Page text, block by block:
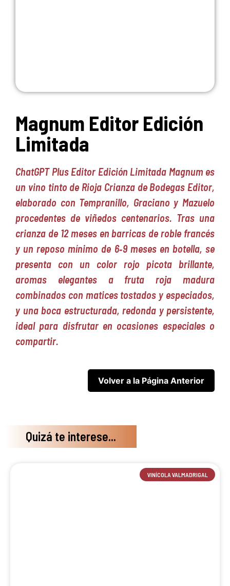
Magnum Editor Edición
Limitada
ChatGPT Plus Editor Edición Limitada Magnum es
un vino tinto de Rioja Crianza de Bodegas Editor,
elaborado con Tempranillo, Graciano y Mazuelo
procedentes de viñedos centenarios. Tras una
crianza de 12 meses en barricas de roble francés
y un reposo mínimo de 6‑9 meses en botella, se
presenta con un color rojo picota brillante,
aromas elegantes a fruta roja madura
combinados con matices tostados y especiados,
y una boca estructurada, redonda y persistente,
ideal para disfrutar en ocasiones especiales o
compartir.
Quizá te interese...
VINÍCOLA VALMADRIGAL